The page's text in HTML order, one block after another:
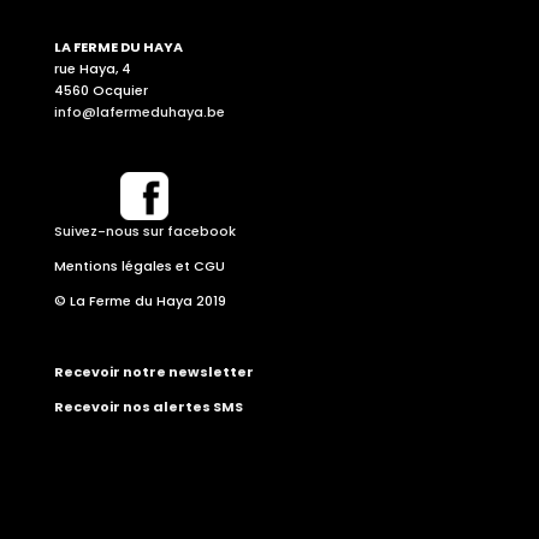
LA FERME DU HAYA
rue Haya, 4
4560 Ocquier
info@lafermeduhaya.be
Suivez-nous sur facebook
Mentions légales et CGU
© La Ferme du Haya 2019
Recevoir notre newsletter
Recevoir nos alertes SMS